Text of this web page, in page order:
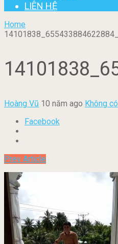
LIÊN HỆ
Home
Hoàng Vũ 10 năm ago Không
Facebook
Prev Article